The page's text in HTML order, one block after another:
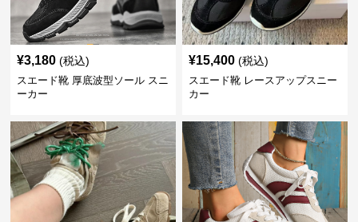
¥3,180 (税込)
スエード靴 厚底波型ソール スニ
ーカー
¥15,400 (税込)
スエード靴 レースアップスニー
カー